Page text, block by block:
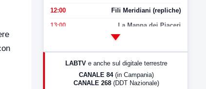
12:00 Fili Meridiani (repliche)
13:00 La Mappa dei Piaceri
LabNews (Diretta)
LABTV e anche sul digitale terrestre
CANALE 84 (in Campania)
CANALE 268 (DDT Nazionale)